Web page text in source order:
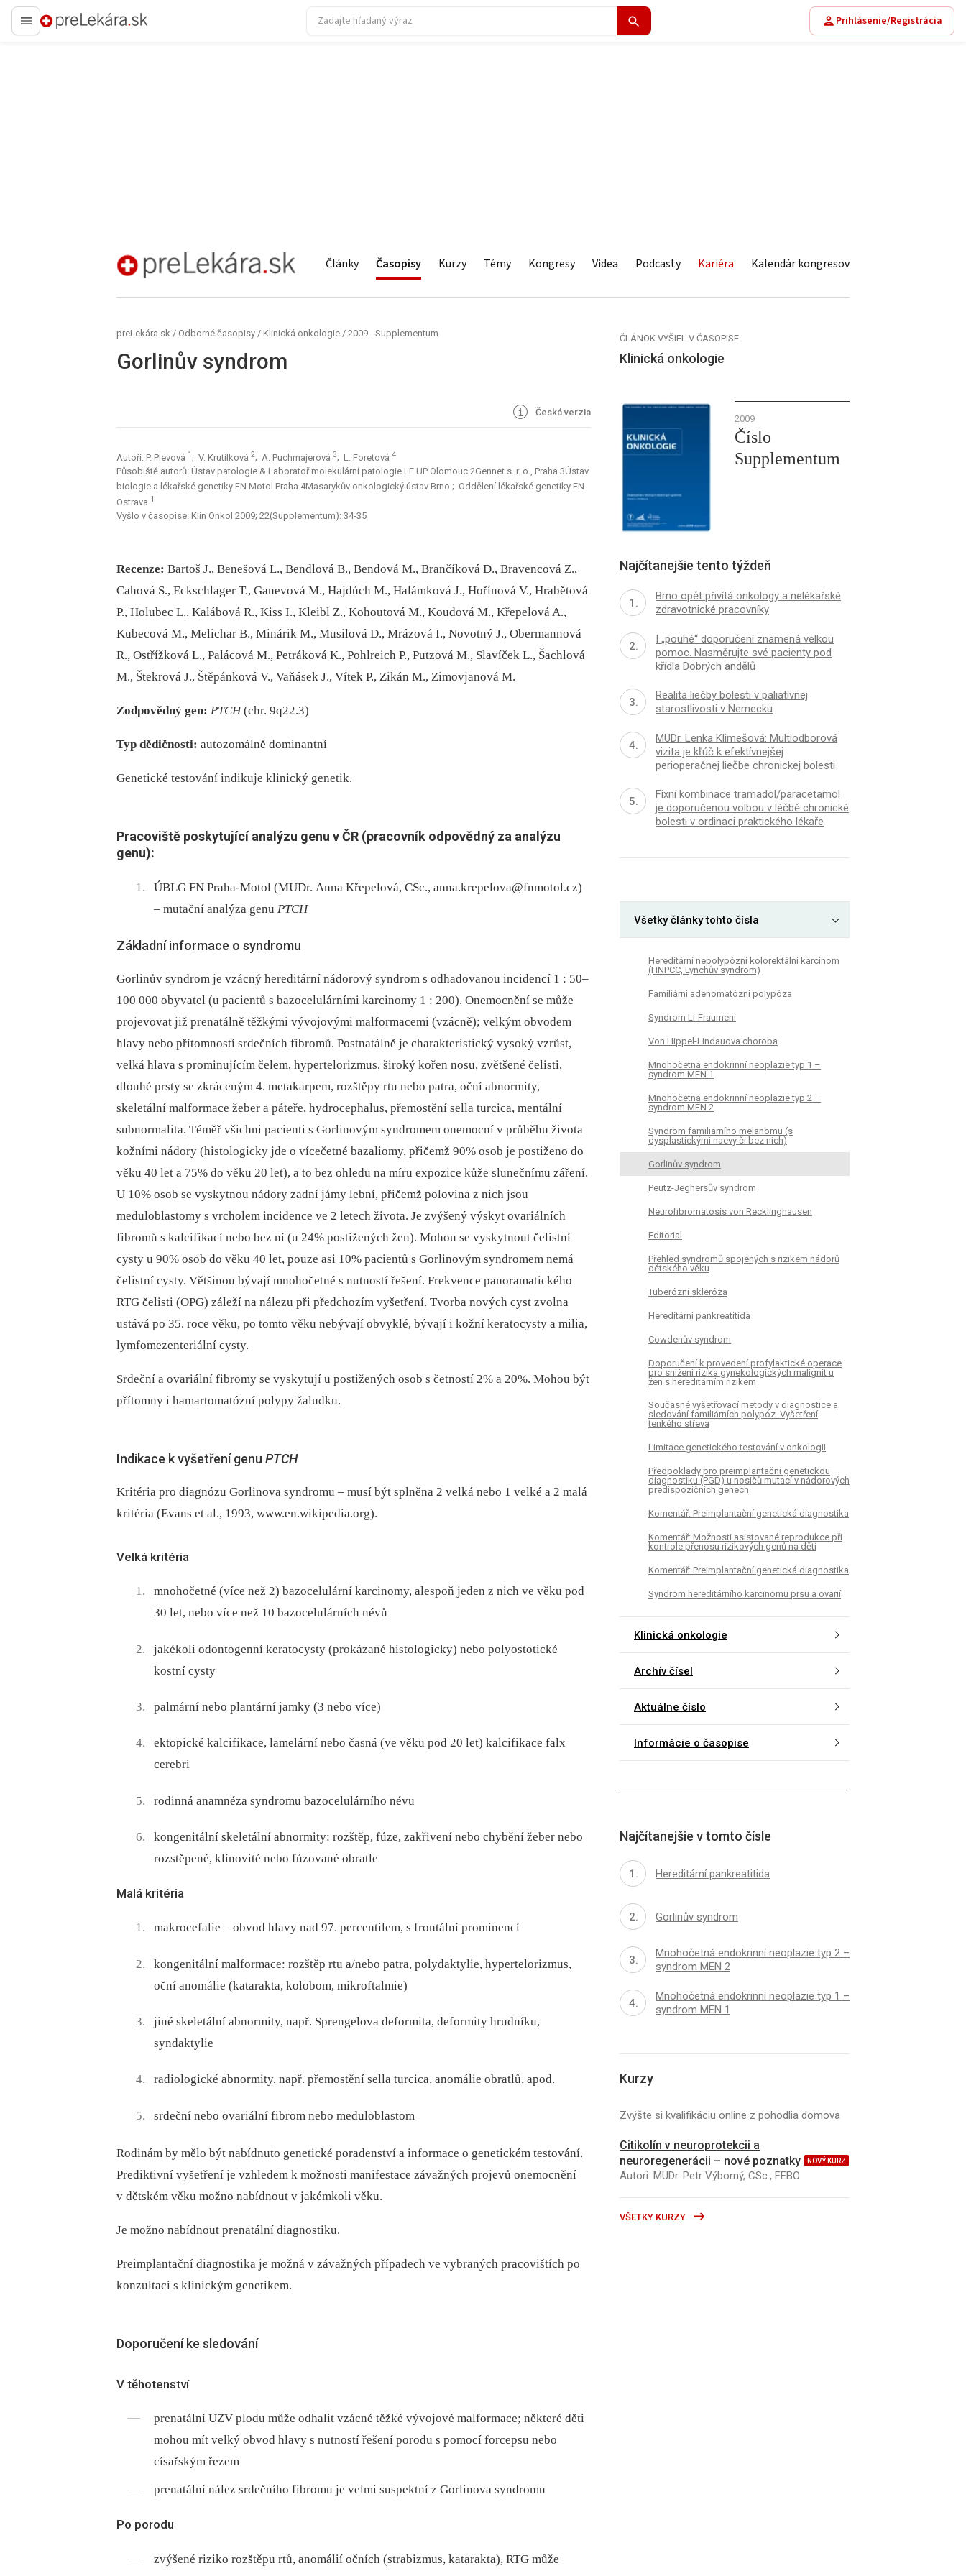
preLekára.sk
Prihlásenie/Registrácia
preLekára.sk Články Časopisy Kurzy Témy Kongresy Videa Podcasty Kariéra Kalendár kongresov
preLekára.sk / Odborné časopisy / Klinická onkologie / 2009 - Supplementum
Gorlinův syndrom
Česká verzia
Autoři: P. Plevová 1 ; V. Krutílková 2; A. Puchmajerová 3; L. Foretová 4
Působiště autorů: Ústav patologie & Laboratoř molekulární patologie LF UP Olomouc 2Gennet s. r. o., Praha 3Ústav
biologie a lékařské genetiky FN Motol Praha 4Masarykův onkologický ústav Brno ; Oddělení lékařské genetiky FN
Ostrava 1
Vyšlo v časopise: Klin Onkol 2009; 22(Supplementum): 34-35
Recenze: Bartoš J., Benešová L., Bendlová B., Bendová M., Brančíková D., Bravencová Z.,
Cahová S., Eckschlager T., Ganevová M., Hajdúch M., Halámková J., Hořínová V., Hrabětová
P., Holubec L., Kalábová R., Kiss I., Kleibl Z., Kohoutová M., Koudová M., Křepelová A.,
Kubecová M., Melichar B., Minárik M., Musilová D., Mrázová I., Novotný J., Obermannová
R., Ostřížková L., Palácová M., Petráková K., Pohlreich P., Putzová M., Slavíček L., Šachlová
M., Štekrová J., Štěpánková V., Vaňásek J., Vítek P., Zikán M., Zimovjanová M.
Zodpovědný gen: PTCH(chr. 9q22.3)
Typ dědičnosti: autozomálně dominantní
Genetické testování indikuje klinický genetik.
Pracoviště poskytující analýzu genu v ČR (pracovník odpovědný za analýzu
genu):
ÚBLG FN Praha‑Motol (MUDr. Anna Křepelová, CSc., anna.krepelova@fnmotol.cz)
–⁠ mutační analýza genu PTCH
Základní informace o syndromu
Gorlinův syndrom je vzácný hereditární nádorový syndrom s odhadovanou incidencí 1 : 50–
100 000 obyvatel (u pacientů s bazocelulárními karcinomy 1 : 200). Onemocnění se může
projevovat již prenatálně těžkými vývojovými malformacemi (vzácně); velkým obvodem
hlavy nebo přítomností srdečních fibromů. Postnatálně je charakteristický vysoký vzrůst,
velká hlava s prominujícím čelem, hypertelorizmus, široký kořen nosu, zvětšené čelisti,
dlouhé prsty se zkráceným 4. metakarpem, rozštěpy rtu nebo patra, oční abnormity,
skeletální malformace žeber a páteře, hydrocephalus, přemostění sella turcica, mentální
subnormalita. Téměř všichni pacienti s Gorlinovým syndromem onemocní v průběhu života
kožními nádory (histologicky jde o vícečetné bazaliomy, přičemž 90% osob je postiženo do
věku 40 let a 75% do věku 20 let), a to bez ohledu na míru expozice kůže slunečnímu záření.
U 10% osob se vyskytnou nádory zadní jámy lební, přičemž polovina z nich jsou
meduloblastomy s vrcholem incidence ve 2 letech života. Je zvýšený výskyt ovariálních
fibromů s kalcifikací nebo bez ní (u 24% postižených žen). Mohou se vyskytnout čelistní
cysty u 90% osob do věku 40 let, pouze asi 10% pacientů s Gorlinovým syndromem nemá
čelistní cysty. Většinou bývají mnohočetné s nutností řešení. Frekvence panoramatického
RTG čelisti (OPG) záleží na nálezu při předchozím vyšetření. Tvorba nových cyst zvolna
ustává po 35. roce věku, po tomto věku nebývají obvyklé, bývají i kožní keratocysty a milia,
lymfomezenteriální cysty.
Srdeční a ovariální fibromy se vyskytují u postižených osob s četností 2% a 20%. Mohou být
přítomny i hamartomatózní polypy žaludku.
Indikace k vyšetření genu PTCH
Kritéria pro diagnózu Gorlinova syndromu –⁠ musí být splněna 2 velká nebo 1 velké a 2 malá
kritéria (Evans et al., 1993, www.en.wikipedia.org).
Velká kritéria
mnohočetné (více než 2) bazocelulární karcinomy, alespoň jeden z nich ve věku pod
30 let, nebo více než 10 bazocelulárních névů
jakékoli odontogenní keratocysty (prokázané histologicky) nebo polyostotické
kostní cysty
palmární nebo plantární jamky (3 nebo více)
ektopické kalcifikace, lamelární nebo časná (ve věku pod 20 let) kalcifikace falx
cerebri
rodinná anamnéza syndromu bazocelulárního névu
kongenitální skeletální abnormity: rozštěp, fúze, zakřivení nebo chybění žeber nebo
rozstěpené, klínovité nebo fúzované obratle
Malá kritéria
makrocefalie –⁠ obvod hlavy nad 97. percentilem, s frontální prominencí
kongenitální malformace: rozštěp rtu a/nebo patra, polydaktylie, hypertelorizmus,
oční anomálie (katarakta, kolobom, mikroftalmie)
jiné skeletální abnormity, např. Sprengelova deformita, deformity hrudníku,
syndaktylie
radiologické abnormity, např. přemostění sella turcica, anomálie obratlů, apod.
srdeční nebo ovariální fibrom nebo meduloblastom
Rodinám by mělo být nabídnuto genetické poradenství a informace o genetickém testování.
Prediktivní vyšetření je vzhledem k možnosti manifestace závažných projevů onemocnění
v dětském věku možno nabídnout v jakémkoli věku.
Je možno nabídnout prenatální dia­­gnostiku.
Preimplantační diagnostika je možná v závažných případech ve vybraných pracovištích po
konzultaci s klinickým genetikem.
Doporučení ke sledování
V těhotenství
prenatální UZV plodu může odhalit vzácné těžké vývojové malformace; ně­kte­ré děti
mohou mít velký obvod hlavy s nutností řešení porodu s pomocí forcepsu nebo
císařským řezem
prenatální nález srdečního fibromu je velmi suspektní z Gorlinova syndromu
Po porodu
zvýšené riziko rozštěpu rtů, anomálií očních (strabizmus, katarakta), RTG může
ČLÁNOK VYŠIEL V ČASOPISE
Klinická onkologie
2009
Číslo
Supplementum
Najčítanejšie tento týždeň
Brno opět přivítá onkology a nelékařské
zdravotnické pracovníky
I „pouhé“ doporučení znamená velkou
pomoc. Nasměrujte své pacienty pod
křídla Dobrých andělů
Realita liečby bolesti v paliatívnej
starostlivosti v Nemecku
MUDr. Lenka Klimešová: Multiodborová
vizita je kľúč k efektívnejšej
perioperačnej liečbe chronickej bolesti
Fixní kombinace tramadol/paracetamol
je doporučenou volbou v léčbě chronické
bolesti v ordinaci praktického lékaře
Všetky články tohto čísla
Hereditární nepolypózní kolorektální karcinom
(HNPCC, Lynchův syndrom)
Familiární adenomatózní polypóza
Syndrom Li-Fraumeni
Von Hippel-Lindauova choroba
Mnohočetná endokrinní neoplazie typ 1 –
syndrom MEN 1
Mnohočetná endokrinní neoplazie typ 2 –
syndrom MEN 2
Syndrom familiárního melanomu (s
dysplastickými naevy či bez nich)
Gorlinův syndrom
Peutz-Jeghersův syndrom
Neurofibromatosis von Recklinghausen
Editorial
Přehled syndromů spojených s rizikem nádorů
dětského věku
Tuberózní skleróza
Hereditární pankreatitida
Cowdenův syndrom
Doporučení k provedení profylaktické operace
pro snížení rizika gynekologických malignit u
žen s hereditárním rizikem
Současné vyšetřovací metody v diagnostice a
sledování familiárních polypóz. Vyšetření
tenkého střeva
Limitace genetického testování v onkologii
Předpoklady pro preimplantační genetickou
diagnostiku (PGD) u nosičů mutací v nádorových
predispozičních genech
Komentář: Preimplantační genetická diagnostika
Komentář: Možnosti asistované reprodukce při
kontrole přenosu rizikových genů na děti
Komentář: Preimplantační genetická diagnostika
Syndrom hereditárního karcinomu prsu a ovarií
Klinická onkologie
Archív čísel
Aktuálne číslo
Informácie o časopise
Najčítanejšie v tomto čísle
Hereditární pankreatitida
Gorlinův syndrom
Mnohočetná endokrinní neoplazie typ 2 –
syndrom MEN 2
Mnohočetná endokrinní neoplazie typ 1 –
syndrom MEN 1
Kurzy
Zvýšte si kvalifikáciu online z pohodlia domova
Citikolín v neuroprotekcii a
neuroregenerácii – nové poznatky
NOVÝ KURZ
Autori: MUDr. Petr Výborný, CSc., FEBO
VŠETKY KURZY